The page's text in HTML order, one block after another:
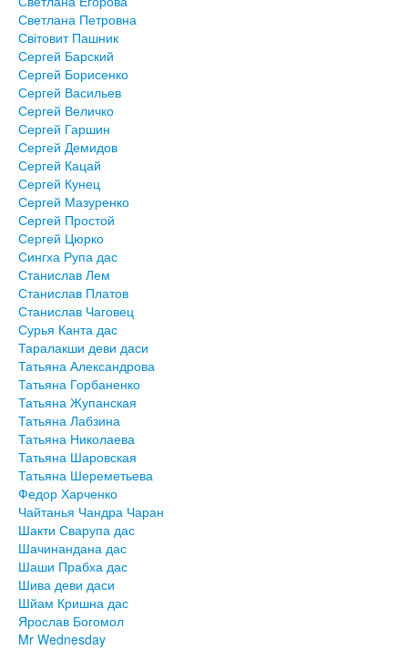
Светлана Петровна
Світовит Пашник
Сергей Барский
Сергей Борисенко
Сергей Васильев
Сергей Величко
Сергей Гаршин
Сергей Демидов
Сергей Кацай
Сергей Кунец
Сергей Мазуренко
Сергей Простой
Сергей Цюрко
Сингха Рупа дас
Станислав Лем
Станислав Платов
Станислав Чаговец
Сурья Канта дас
Таралакши деви даси
Татьяна Александрова
Татьяна Горбаненко
Татьяна Жупанская
Татьяна Лабзина
Татьяна Николаева
Татьяна Шаровская
Татьяна Шереметьева
Федор Харченко
Чайтанья Чандра Чаран
Шакти Сварупа дас
Шачинандана дас
Шаши Прабха дас
Шива деви даси
Шйам Кришна дас
Ярослав Богомол
Mr Wednesday